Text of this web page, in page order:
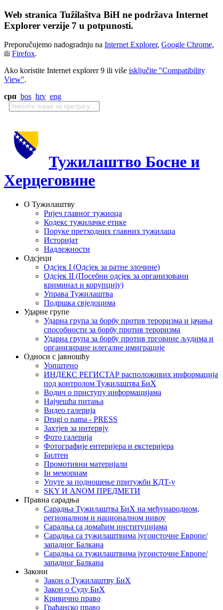
Web stranica Tužilaštva BiH ne podržava Internet
Explorer verzije 7 u potpunosti.
Preporučujemo nadogradnju na Internet Explorer, Google Chrome,
ili Firefox.
Ako koristite Internet explorer 9 ili više isključite "Compatibility
View".
срп bos hrv eng
Тужилаштво Босне и
Херцеговине
О Тужилаштву
Ријеч главног тужиоца
Кодекс тужилачке етике
Поруке претходних главних тужилаца
Историјат
Надлежности
Одсјеци
Одсјек I (Одсјек за ратне злочине)
Одсјек II (Посебни одсјек за организовани
криминал и корупцију)
Управа Тужилаштва
Подршка свједоцима
Ударне групе
Ударна група за борбу против тероризма и јачања
способности за борбу против тероризма
Ударна група за борбу против трговине људима и
организиране илегалне имиграције
Односи с јавношћу
Уопштено
ИНДЕКС РЕГИСТАР расположивих информација
под контролом Тужилаштва БиХ
Водич о приступу информацијама
Најчешћа питања
Видео галерија
Drugi o nama - PRESS
Захтјев за интервју
Фото галерија
Фотографије ентеријера и екстеријера
Билтен
Промотивни материјали
Iн мемориам
Упуте за подношење притужби КДТ-у
SKY И ANOM ПРЕДМЕТИ
Правна сарадња
Сарадња Тужилаштва БиХ на међународном,
регионалном и националном нивоу
Сарадња са домаћим институцијама
Сарадња са тужилаштвима југоисточне Европе/
западног Балкана
Сарадња са тужилаштвима југоисточне Европе/
западног Балкана
Закони
Закон о Тужилаштву БиХ
Закон о Суду БиХ
Кривично право
Грађанско право